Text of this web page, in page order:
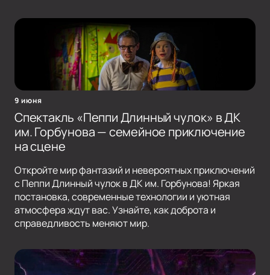
9 июня
Спектакль «Пеппи Длинный чулок» в ДК
им. Горбунова — семейное приключение
на сцене
Откройте мир фантазий и невероятных приключений
с Пеппи Длинный чулок в ДК им. Горбунова! Яркая
постановка, современные технологии и уютная
атмосфера ждут вас. Узнайте, как доброта и
справедливость меняют мир.